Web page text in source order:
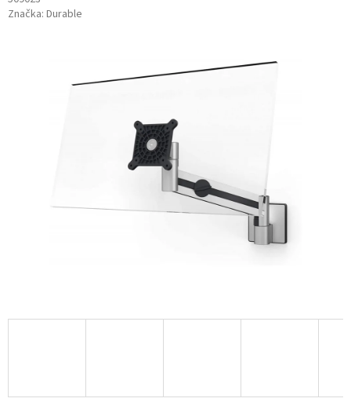
Značka: Durable